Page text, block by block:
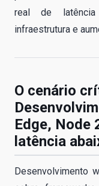
real de latência
infraestrutura e
O cenário
Edge, Node
latência
Desenvolvimento